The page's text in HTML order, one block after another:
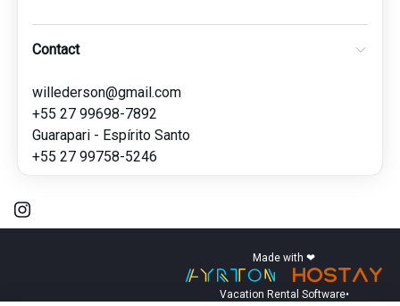
Contact
willederson@gmail.com
+55 27 99698-7892
Guarapari - Espírito Santo
+55 27 99758-5246
Made with ❤
Vacation Rental Software•